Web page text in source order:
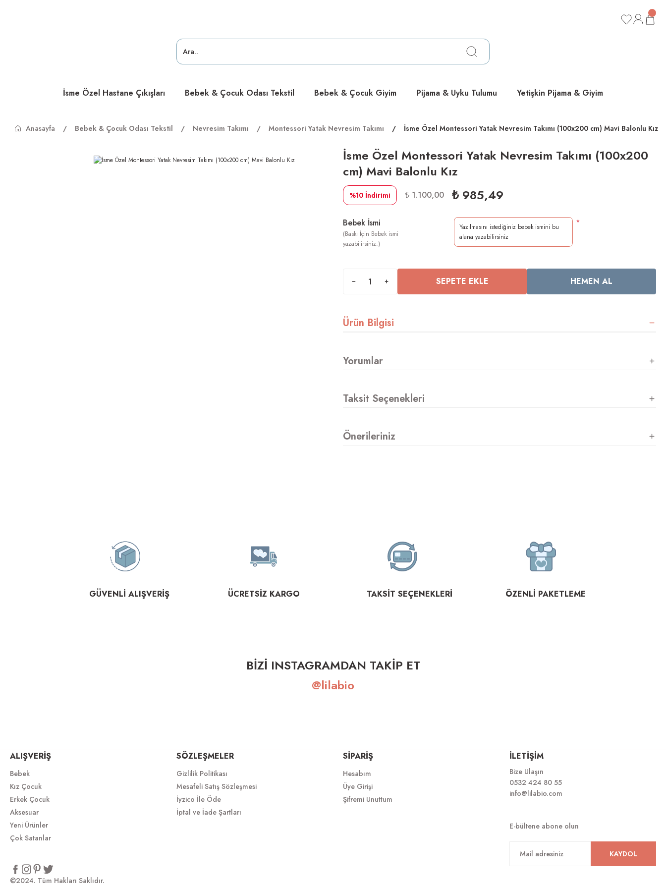
ücretsiz
İsme Özel Hastane Çıkışları Bebek & Çocuk Odası Tekstil Bebek & Çocuk Giyim Pijama & Uyku Tulumu Yetişkin Pijama & Giyim
Anasayfa Bebek & Çocuk Odası Tekstil Nevresim Takımı Montessori Yatak Nevresim Takımı İsme Özel Montessori Yatak Nevresim Takımı (100x200 cm) Mavi Balonlu Kız
İsme Özel Montessori Yatak Nevresim Takımı (100x200
cm) Mavi Balonlu Kız
%10 İndirimi ₺ 1.100,00 ₺ 985,49
Bebek İsmi *
SEPETE EKLE HEMEN AL
Ürün Bilgisi
Yorumlar
Taksit Seçenekleri
Önerileriniz
GÜVENLİ ALIŞVERİŞ ÜCRETSİZ KARGO TAKSİT SEÇENEKLERİ ÖZENLİ PAKETLEME
BİZİ INSTAGRAMDAN TAKİP ET
@lilabio
ALIŞVERİŞ
Bebek
Kız Çocuk
Erkek Çocuk
Aksesuar
Yeni Ürünler
Çok Satanlar
SÖZLEŞMELER
Gizlilik Politikası
Mesafeli Satış Sözleşmesi
İyzico İle Öde
İptal ve İade Şartları
SİPARİŞ
Hesabım
Üye Girişi
Şifremi Unuttum
İLETİŞİM
Bize Ulaşın
0532 424 80 55
info@lilabio.com
E-bültene abone olun
KAYDOL
©2024. Tüm Hakları Saklıdır.